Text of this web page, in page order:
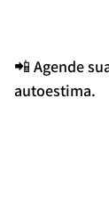
📲 Agende
autoestima.